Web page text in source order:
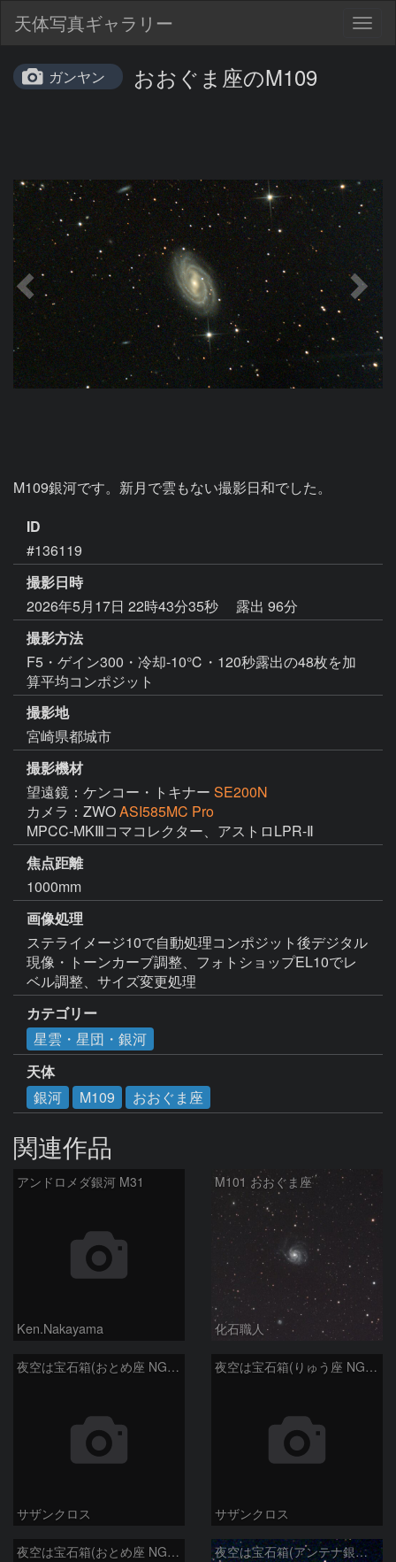
天体写真ギャラリー
ガンヤン おおぐま座のM109
M109銀河です。新月で雲もない撮影日和でした。
ID
#136119
撮影日時
2026年5月17日 22時43分35秒
露出 96分
撮影方法
F5・ゲイン300・冷却-10℃・120秒露出の48枚を加
算平均コンポジット
撮影地
宮崎県都城市
撮影機材
望遠鏡：ケンコー・トキナー SE200N
カメラ：ZWOASI585MC Pro
焦点距離
1000mm
画像処理
ステライメージ10で自動処理コンポジット後デジタル
現像・トーンカーブ調整、フォトショップEL10でレ
ベル調整、サイズ変更処理
カテゴリー
星雲・星団・銀河
天体
銀河
M109 おおぐま座
関連作品
アンドロメダ銀河 M31
Ken.Nakayama
M101 おおぐま座
化石職人
夜空は宝石箱(おとめ座 NGC5566) Seestar50
サザンクロス
夜空は宝石箱(りゅう座 NGC6503) Seestar50
サザンクロス
夜空は宝石箱(おとめ座 NGC5746) Seestar50 夜空は宝石箱(アンテナ銀河 NGC4038) Seestar50